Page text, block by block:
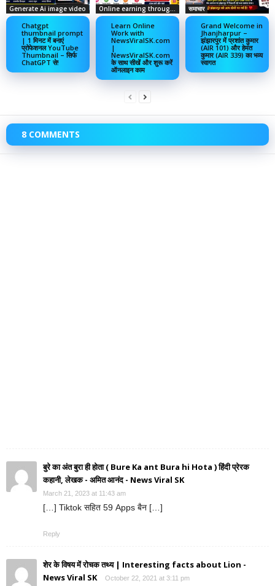
Generate Ai image video
Chatgpt
thumbnail prompt
| 1 मिनट में बनाएं
प्रोफेशनल YouTube
Thumbnail – सिर्फ
ChatGPT से!
Online earning through social media
Learn Online
Work with
NewsViralSK.com
|
NewsViralSK.com
के साथ सीखें और शुरू करें
ऑनलाइन काम
समाचार
Grand Welcome in
Jhanjharpur –
झंझारपुर में प्रशांत कुमार
(AIR 101) और हेमंत
कुमार (AIR 339) का भव्य
स्वागत
8 COMMENTS
बुरे का अंत बुरा ही होता ( Bure Ka ant Bura hi Hota ) हिंदी प्रेरक
कहानी, लेखक - अमित आनंद - News Viral SK
March 21, 2023 at 11:43 am
[…] Tiktok सहित 59 Apps बैन […]
Reply
शेर के विषय में रोचक तथ्य | Interesting facts about Lion -
News Viral SK
October 22, 2021 at 3:11 pm